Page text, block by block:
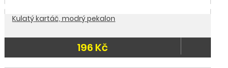
Kulatý kartáč, modrý pekalon
196 Kč